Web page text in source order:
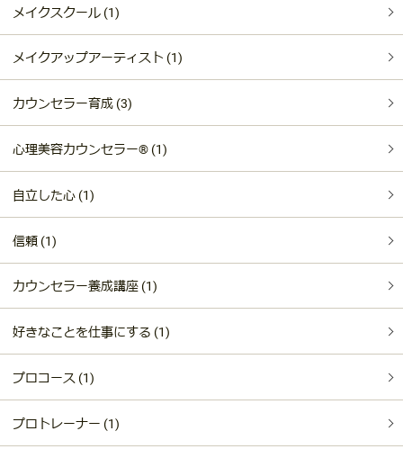
メイクスクール (1)
メイクアップアーティスト (1)
カウンセラー育成 (3)
心理美容カウンセラー®︎ (1)
自立した心 (1)
信頼 (1)
カウンセラー養成講座 (1)
好きなことを仕事にする (1)
プロコース (1)
プロトレーナー (1)